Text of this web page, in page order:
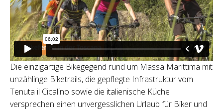
Die einzigartige Bikegegend rund um Massa Marittima mit
unzählinge Biketrails, die gepflegte Infrastruktur vom
Tenuta il Cicalino sowie die italienische Küche
versprechen einen unvergesslichen Urlaub für Biker und